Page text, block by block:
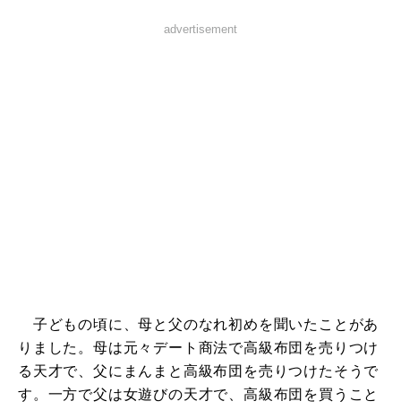
advertisement
子どもの頃に、母と父のなれ初めを聞いたことがあ
りました。母は元々デート商法で高級布団を売りつけ
る天才で、父にまんまと高級布団を売りつけたそうで
す。一方で父は女遊びの天才で、高級布団を買うこと